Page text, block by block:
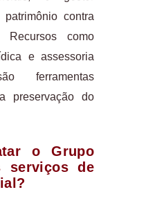
contra
Recursos como
e assessoria
ferramentas
preservação do
o Grupo
serviços de